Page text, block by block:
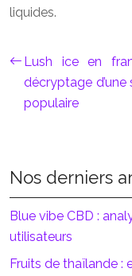
liquides.
Lush ice en
décryptage d’une
populaire
Nos derniers
Blue vibe CBD :
utilisateurs
Fruits de thaïlande :